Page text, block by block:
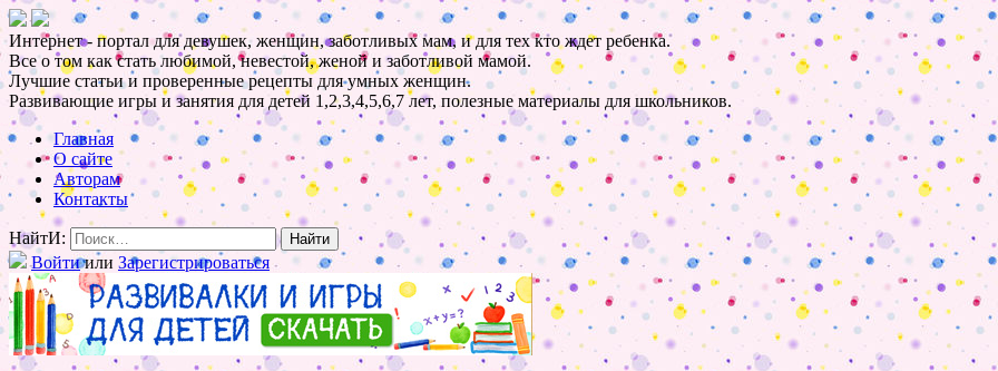
Интернет - портал для девушек, женщин, заботливых мам, и для тех кто ждет ребенка.
Все о том как стать любимой, невестой, женой и заботливой мамой.
Лучшие статьи и проверенные рецепты для умных женщин.
Развивающие игры и занятия для детей 1,2,3,4,5,6,7 лет, полезные материалы для школьников.
Главная
О сайте
Авторам
Контакты
НайтИ:
Войтиили Зарегистрироваться